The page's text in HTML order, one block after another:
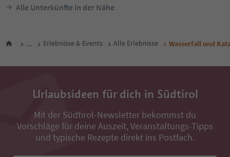
Alle Unterkünfte in der Nähe
... Erlebnisse & Events Alle Erlebnisse Wasserfall und
Urlaubsideen für dich in Südtirol
Mit der Südtirol-Newsletter bekommst du
Vorschläge für deine Auszeit, Veranstaltungs-Tipps
und typische Rezepte direkt ins Postfach.